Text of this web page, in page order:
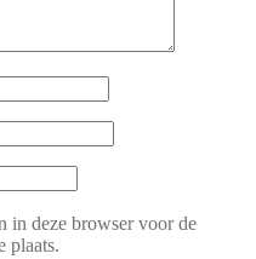
in deze browser voor de
plaats.